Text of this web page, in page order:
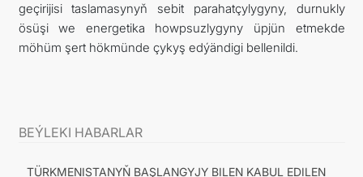
geçirijisi taslamasynyň sebit parahatçylygyny, durnukly
ösüşi we energetika howpsuzlygyny üpjün etmekde
möhüm şert hökmünde çykyş edýändigi bellenildi.
BEÝLEKI HABARLAR
TÜRKMENISTANYŇ BAŞLANGYJY BILEN KABUL EDILEN